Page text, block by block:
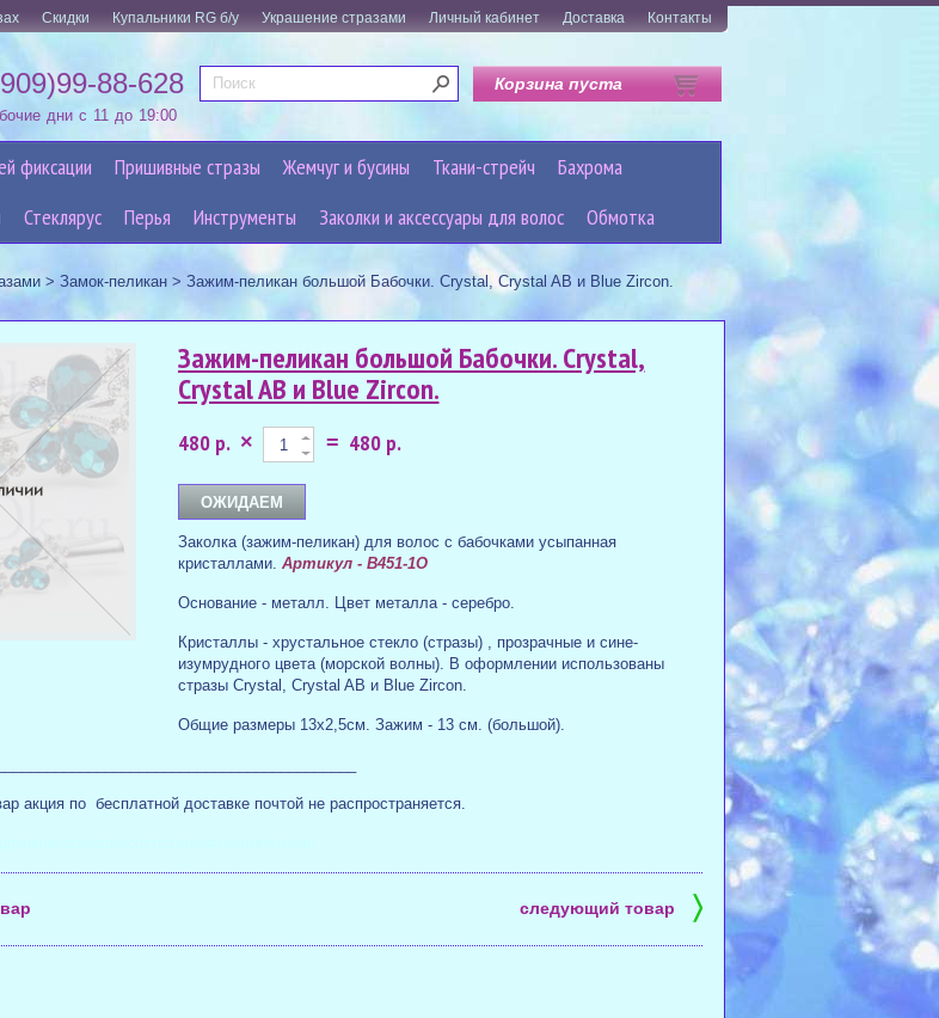
Скидки Купальники RG б/у Украшение стразами Личный кабинет Доставка Контакты
88-628
дни с 11 до 19:00
Корзина пуста
фиксации Пришивные стразы Жемчуг и бусины Ткани-стрейч
Бахрома
Стеклярус Перья Инструменты Заколки и аксессуары для волос Обмотка
> Замок-пеликан > Зажим-пеликан большой Бабочки. Crystal, Crystal AB и Blue Zircon.
Зажим-пеликан большой Бабочки. Crystal,
Crystal AB и Blue Zircon.
480 р. × = 480 р.
ОЖИДАЕМ
Заколка(зажим-пеликан)для волос с бабочками усыпанная
кристаллами. Артикул - B451-1O
Основание - металл. Цвет металла - серебро.
Кристаллы - хрустальное стекло (стразы) , прозрачные и сине-
изумрудного цвета (морской волны). В оформлении использованы
стразы Crystal, Crystal AB и Blue Zircon.
Общие размеры 13х2,5см. Зажим - 13 см. (большой).
акция по бесплатной доставке почтой не распространяется.
следующий товар 〉